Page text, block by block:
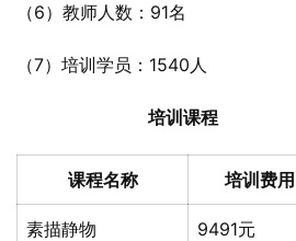
（6）教师人数：91名
（7）培训学员：1540人
培训课程
课程名称 培训费用
素描静物 9491元